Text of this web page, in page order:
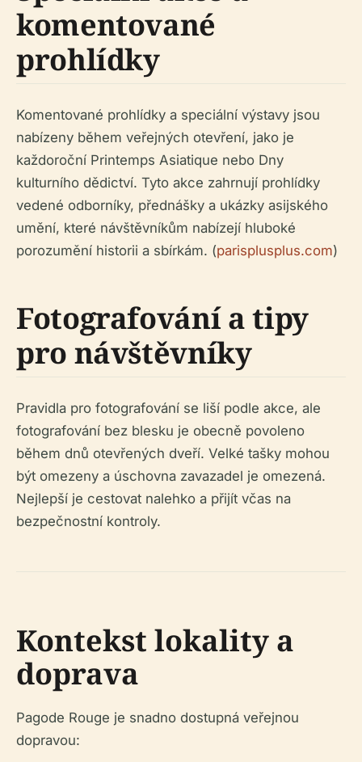
komentované
prohlídky
Komentované prohlídky a speciální výstavy jsou
nabízeny během veřejných otevření, jako je
každoroční Printemps Asiatique nebo Dny
kulturního dědictví. Tyto akce zahrnují prohlídky
vedené odborníky, přednášky a ukázky asijského
umění, které návštěvníkům nabízejí hluboké
porozumění historii a sbírkám. (parisplusplus.com)
Fotografování a tipy
pro návštěvníky
Pravidla pro fotografování se liší podle akce, ale
fotografování bez blesku je obecně povoleno
během dnů otevřených dveří. Velké tašky mohou
být omezeny a úschovna zavazadel je omezená.
Nejlepší je cestovat nalehko a přijít včas na
bezpečnostní kontroly.
Kontekst lokality a
doprava
Pagode Rouge je snadno dostupná veřejnou
dopravou: